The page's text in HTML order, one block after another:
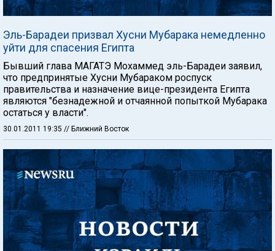
Эль-Барадеи призвал Хусни Мубарака немедленно
уйти для спасения Египта
Бывший глава МАГАТЭ Мохаммед эль-Барадеи заявил,
что предпринятые Хусни Мубараком роспуск
правительства и назначение вице-президента Египта
являются "безнадежной и отчаянной попыткой Мубарака
остаться у власти".
30.01.2011 19:35 // Ближний Восток